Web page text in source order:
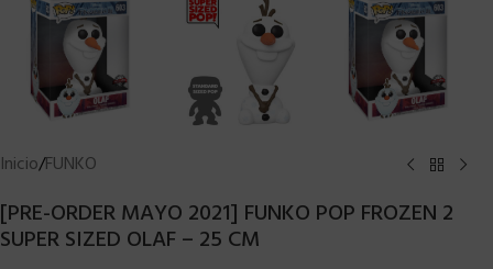
Inicio/FUNKO
[PRE-ORDER MAYO 2021] FUNKO POP FROZEN 2
SUPER SIZED OLAF – 25 CM